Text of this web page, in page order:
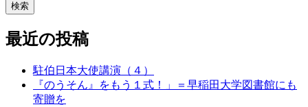
検索
最近の投稿
駐伯日本大使講演（４）
『のうそん』をもう１式！」＝早稲田大学図書館にも
寄贈を